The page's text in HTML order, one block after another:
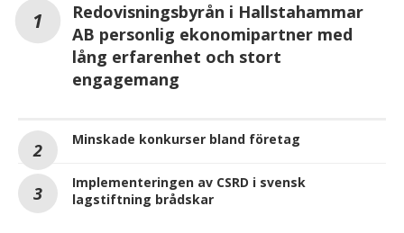
Redovisningsbyrån i Hallstahammar
AB personlig ekonomipartner med
lång erfarenhet och stort
engagemang
Minskade konkurser bland företag
Implementeringen av CSRD i svensk
lagstiftning brådskar